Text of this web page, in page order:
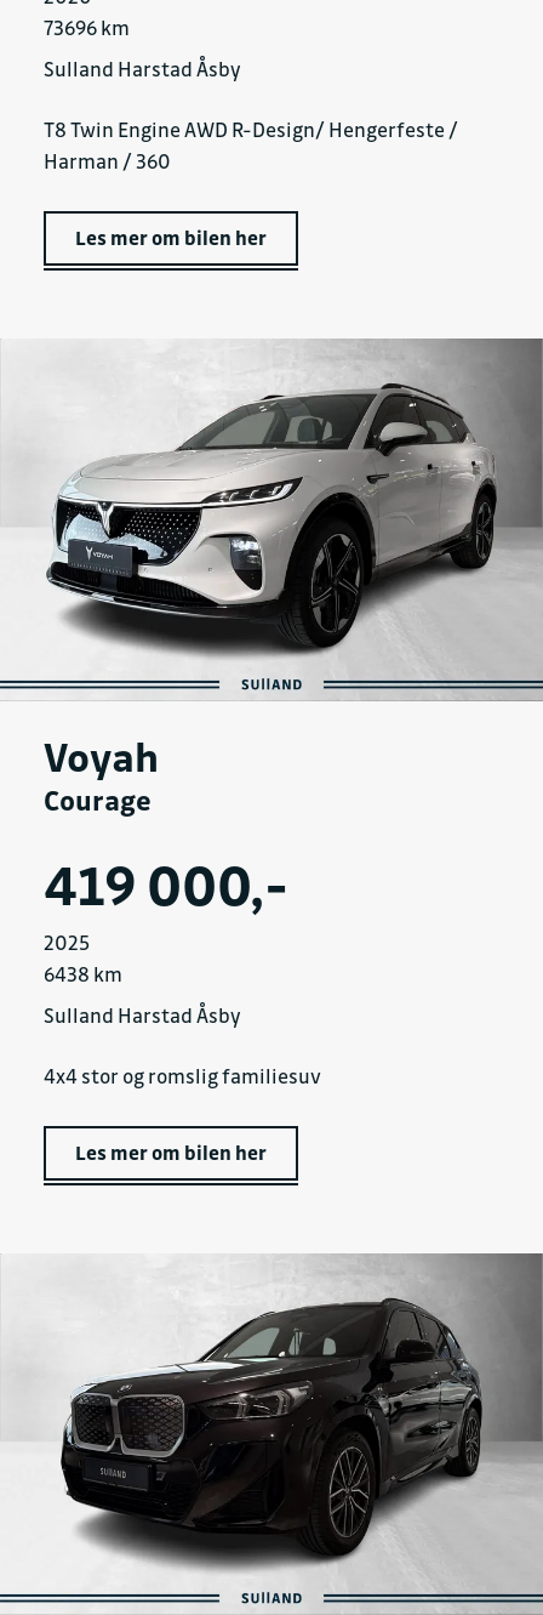
73696 km
Sulland Harstad Åsby
T8 Twin Engine AWD R-Design/ Hengerfeste /
Harman / 360
Les mer om bilen her
Voyah
Courage
419 000,-
2025
6438 km
Sulland Harstad Åsby
4x4 stor og romslig familiesuv
Les mer om bilen her